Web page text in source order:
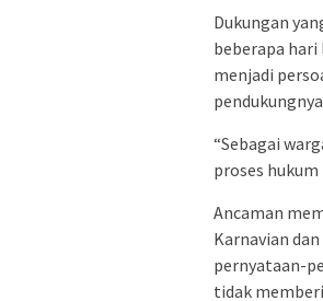
Dukungan
beberapa
menjadi
“Sebagai
proses
Ancaman
Karnavian
pernyataan-
tidak